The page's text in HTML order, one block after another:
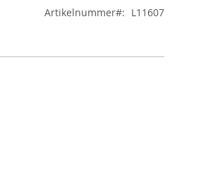
Artikelnummer L11607